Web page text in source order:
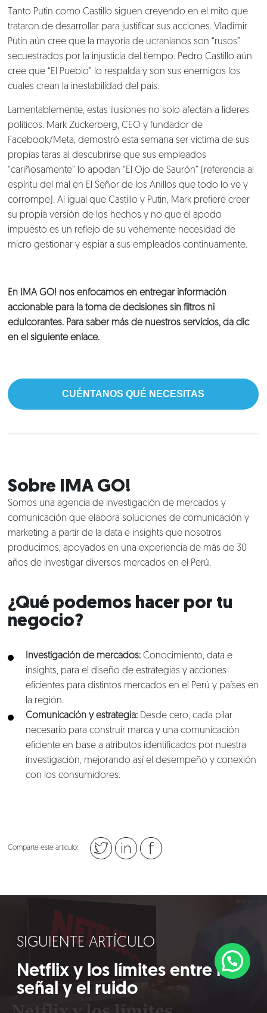
Talento
Conversemos
Tanto Putin como Castillo siguen creyendo en el mito que
trataron de desarrollar para justificar sus acciones. Vladimir
Putin aún cree que la mayoría de ucranianos son “rusos”
secuestrados por la injusticia del tiempo. Pedro Castillo aún
cree que “El Pueblo” lo respalda y son sus enemigos los
cuales crean la inestabilidad del país.
Lamentablemente, estas ilusiones no solo afectan a líderes
políticos. Mark Zuckerberg, CEO y fundador de
Facebook/Meta, demostró esta semana ser víctima de sus
propias taras al descubrirse que sus empleados
“cariñosamente” lo apodan “El Ojo de Saurón” (referencia al
espíritu del mal en El Señor de los Anillos que todo lo ve y
corrompe). Al igual que Castillo y Putin, Mark prefiere creer
su propia versión de los hechos y no que el apodo
impuesto es un reflejo de su vehemente necesidad de
micro gestionar y espiar a sus empleados continuamente.
En IMA GO! nos enfocamos en entregar información
accionable para la toma de decisiones sin filtros ni
edulcorantes. Para saber más de nuestros servicios, da clic
en el siguiente enlace.
CUÉNTANOS QUÉ NECESITAS
Sobre IMA GO!
Somos una agencia de investigación de mercados y
comunicación que elabora soluciones de comunicación y
marketing a partir de la data e insights que nosotros
producimos, apoyados en una experiencia de más de 30
años de investigar diversos mercados en el Perú.
¿Qué podemos hacer por tu
negocio?
nvestigación de mercados:Conocimiento, data e
insights, para el diseño de estrategias y acciones
eficientes para distintos mercados en el Perú y países en
la región.
Comunicación y estrategia: Desde cero, cada pilar
necesario para construir marca y una comunicación
eficiente en base a atributos identificados por nuestra
investigación, mejorando así el desempeño y conexión
con los consumidores.
Comparte este artículo:
SIGUIENTE ARTÍCULO
Netflix y los límites entre la
señal y el ruido